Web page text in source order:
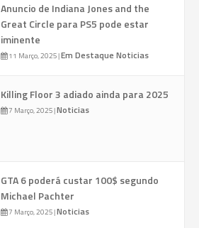
Anuncio de Indiana Jones and the
Great Circle para PS5 pode estar
iminente
11 Março, 2025|Em Destaque Noticias
Killing Floor 3 adiado ainda para 2025
7 Março, 2025|Noticias
GTA 6 poderá custar 100$ segundo
Michael Pachter
7 Março, 2025|Noticias